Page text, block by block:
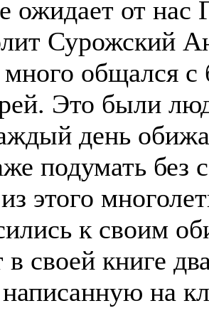
ожидает от нас
Сурожский
много общался
Это были
день
подумать
этого
к своим
в своей книге
на